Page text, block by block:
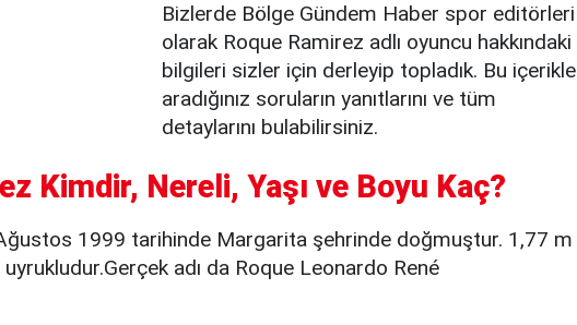
Bizlerde Bölge Gündem Haber spor editörleri
olarak Roque Ramirez adlı oyuncu hakkındaki
bilgileri sizler için derleyip topladık. Bu içerikle
aradığınız soruların yanıtlarını ve tüm
detaylarını bulabilirsiniz.
Kimdir, Nereli, Yaşı ve Boyu Kaç?
1999 tarihinde Margarita şehrinde doğmuştur. 1,77 m
adı da Roque Leonardo René